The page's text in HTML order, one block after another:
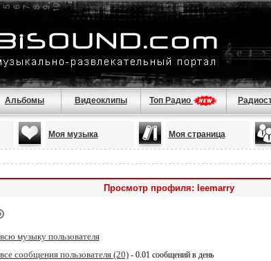
Альбомы Видеоклипы Топ Радио
Моя музыка Моя страница
Просмотр профиля: leemarry
музыку пользователя
сообщения пользователя (20)- 0.01 сообщений в день